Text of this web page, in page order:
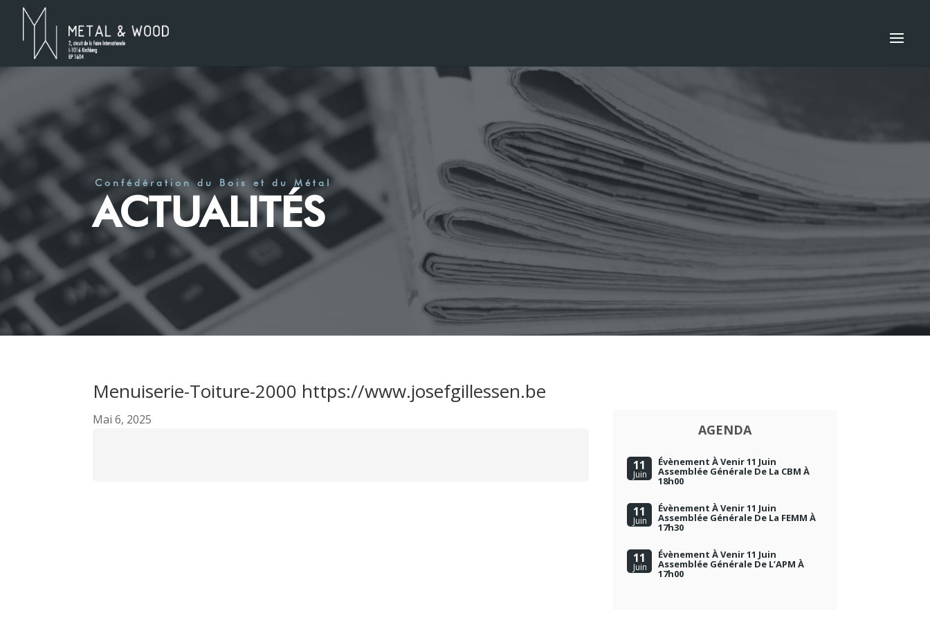
Confédération du Bois et du Métal
ACTUALITÉS
Menuiserie-Toiture-2000 https://www.josefgillessen.be
Mai 6, 2025
AGENDA
11
Juin
Évènement À Venir 11 Juin
Assemblée Générale De La CBM À
18h00
11
Juin
Évènement À Venir 11 Juin
Assemblée Générale De La FEMM À
17h30
11
Juin
Évènement À Venir 11 Juin
Assemblée Générale De L’APM À
17h00